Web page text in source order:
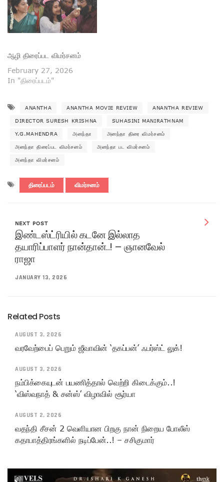
ஆழி திரைப்பட விமர்சனம்
February 27, 2026
In "திரைப்படம்"
ANANTHA ANANTHA MOVIE REVIEW ANANTHA REVIEW
DIRECTOR SURESH KRISHNA SUHASINI MANIRATHNAM
Y.G.MAHENDRA அனந்தா அனந்தா திரை விமர்சனம்
அனந்தா திரைப்பட விமர்சனம் அனந்தா பட விமர்சனம்
அனந்தா விமர்சனம்
திரைப்படம் விமர்சனம்
NEXT POST
இண்டஸ்ட்ரியில் கடனே இல்லாத
தயாரிப்பாளர் நான்தான்..! – ஞானவேல்
ராஜா
JANUARY 13, 2026
Related Posts
AUGUST 3, 2026
வரவேற்பைப் பெறும் ஜீவாவின் ‘தகப்பன்’ ஃபர்ஸ்ட் லுக்!
AUGUST 3, 2026
நம்பிக்கையுடன் பயணித்தால் வெற்றி கிடைக்கும்..!
‘விஸ்வநாத் & சன்ஸ்’ விழாவில் சூர்யா
AUGUST 2, 2026
வதந்தி சீசன் 2 வெளியான பிறகு நான் நிறைய போலீஸ்
கதாபாத்திரங்களில் நடிப்பேன்..! – சசிகுமார்